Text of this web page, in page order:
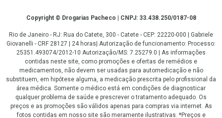
CopyrightCopyright © Drogarias Pacheco | CNPJ: 33.438.250/0187-08
Rio de Janeiro - RJ: Rua do Catete, 300 - Catete - CEP: 22220-000 | Gabriele
Giovanelli - CRF 28127 | 24 horas| Autorização de funcionamento: Processo:
25351.493074/2012-10 Autorização/MS: 7.25279.0 | As informações
contidas neste site, como promoções e ofertas de remédios e
medicamentos, não devem ser usadas para automedicação e não
substituem, em hipótese alguma, a medicação prescrita pelo profissional da
área médica. Somente o médico está em condições de diagnosticar
qualquer problema de saúde e prescrever o tratamento adequado. Os
preços e as promoções são válidos apenas para compras via internet. As
fotos contidas em nosso site são meramente ilustrativas. *Preços e